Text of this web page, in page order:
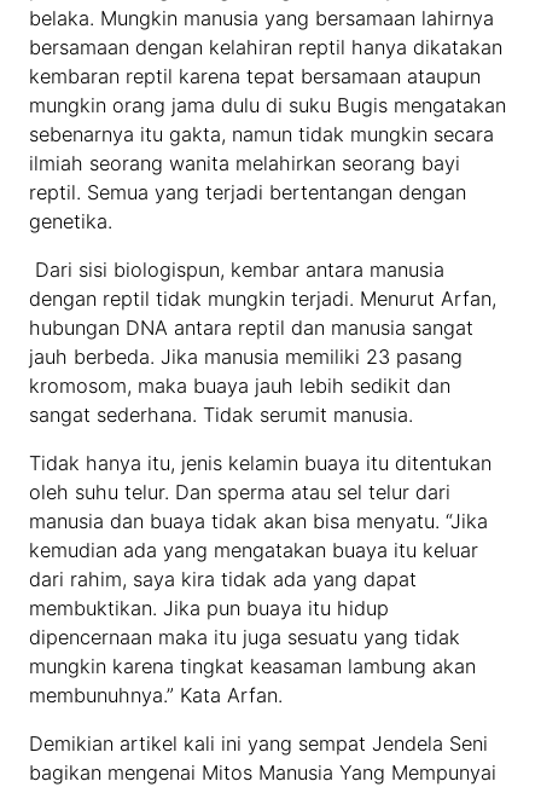
belaka. Mungkin manusia yang bersamaan lahirnya
bersamaan dengan kelahiran reptil hanya dikatakan
kembaran reptil karena tepat bersamaan ataupun
mungkin orang jama dulu di suku Bugis mengatakan
sebenarnya itu gakta, namun tidak mungkin secara
ilmiah seorang wanita melahirkan seorang bayi
reptil. Semua yang terjadi bertentangan dengan
genetika.
Dari sisi biologispun, kembar antara manusia
dengan reptil tidak mungkin terjadi. Menurut Arfan,
hubungan DNA antara reptil dan manusia sangat
jauh berbeda. Jika manusia memiliki 23 pasang
kromosom, maka buaya jauh lebih sedikit dan
sangat sederhana. Tidak serumit manusia.
Tidak hanya itu, jenis kelamin buaya itu ditentukan
oleh suhu telur. Dan sperma atau sel telur dari
manusia dan buaya tidak akan bisa menyatu. “Jika
kemudian ada yang mengatakan buaya itu keluar
dari rahim, saya kira tidak ada yang dapat
membuktikan. Jika pun buaya itu hidup
dipencernaan maka itu juga sesuatu yang tidak
mungkin karena tingkat keasaman lambung akan
membunuhnya.” Kata Arfan.
Demikian artikel kali ini yang sempat Jendela Seni
bagikan mengenai Mitos Manusia Yang Mempunyai